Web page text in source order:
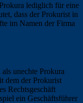
lediglich für eine
dass der Prokurist in
im Namen der Firma
unechte Prokura
dem der Prokurist
Rechtsgeschäft
ein Geschäftsführer